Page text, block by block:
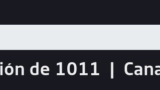
de 1011 |